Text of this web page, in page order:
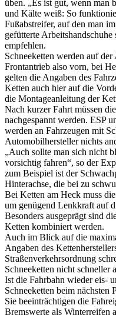
üben. „Es ist gut, wenn man
und Kälte weiß: So
Fußabstreifer, auf den man
gefütterte
empfehlen.
Schneeketten werden auf
Frontantrieb also vorn, bei
gelten die Angaben des
Ketten auch hier auf die
die Montageanleitung der
Nach kurzer Fahrt müssen
nachgespannt werden. ESP
werden an Fahrzeugen mit
Automobilhersteller nichts
„Auch sollte man sich nicht
vorsichtig fahren“, so der
zum Beispiel ist der
Hinterachse, die bei zu
Bei Ketten am Heck muss
um genügend Lenkkraft auf
Besonders ausgeprägt sind
Ketten kombiniert werden.
Auch im Blick auf die
Angaben des
Straßenverkehrsordnung
Schneeketten nicht schneller
Ist die Fahrbahn wieder eis-
Schneeketten beim nächsten
Sie beeinträchtigen die
Bremswerte als Winterreifen